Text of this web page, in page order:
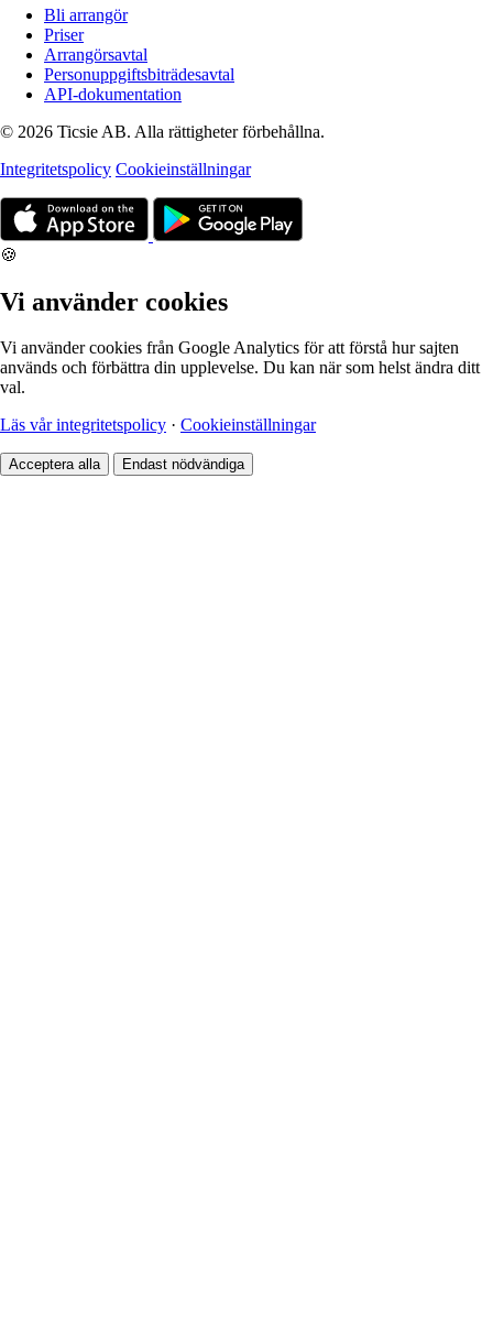
Bli arrangör
Priser
Arrangörsavtal
Personuppgiftsbiträdesavtal
API-dokumentation
© 2026 Ticsie AB. Alla rättigheter förbehållna.
Integritetspolicy Cookieinställningar
🍪
Vi använder cookies
Vi använder cookies från Google Analytics för att förstå hur sajten
används och förbättra din upplevelse. Du kan när som helst ändra ditt
val.
Läs vår integritetspolicy · Cookieinställningar
Acceptera alla Endast nödvändiga